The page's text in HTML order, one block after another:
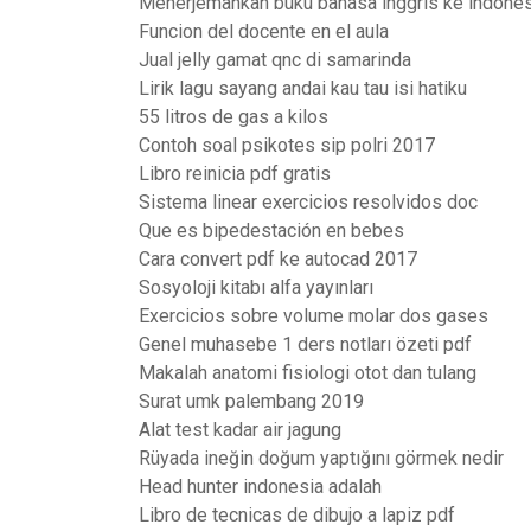
Funcion del docente en el aula
Jual jelly gamat qnc di samarinda
Lirik lagu sayang andai kau tau isi hatiku
55 litros de gas a kilos
Contoh soal psikotes sip polri 2017
Libro reinicia pdf gratis
Sistema linear exercicios resolvidos doc
Que es bipedestación en bebes
Cara convert pdf ke autocad 2017
Sosyoloji kitabı alfa yayınları
Exercicios sobre volume molar dos gases
Genel muhasebe 1 ders notları özeti pdf
Makalah anatomi fisiologi otot dan tulang
Surat umk palembang 2019
Alat test kadar air jagung
Rüyada ineğin doğum yaptığını görmek nedir
Head hunter indonesia adalah
Libro de tecnicas de dibujo a lapiz pdf